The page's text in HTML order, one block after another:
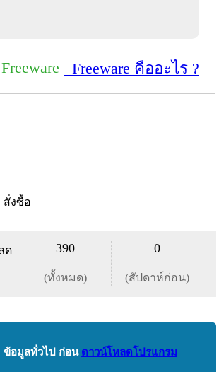
Freeware Freeware คืออะไร ?
สั่งซื้อ
ด 390
(ทั้งหมด)
0
(สัปดาห์ก่อน)
ข้อมูลทั่วไป ก่อน ดาวน์โหลดโปรแกรม